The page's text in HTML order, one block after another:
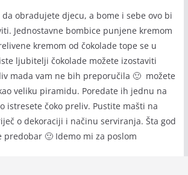
da obradujete djecu, a bome i sebe ovo bi
Jednostavne bombice punjene kremom
kremom od čokolade tope se u
ljubitelji čokolade možete izostaviti
mada vam ne bih preporučila 🙂 možete
veliku piramidu. Poredate ih jednu na
istresete čoko preliv. Pustite mašti na
o dekoraciji i načinu serviranja. Šta god
predobar 🙂 Idemo mi za poslom